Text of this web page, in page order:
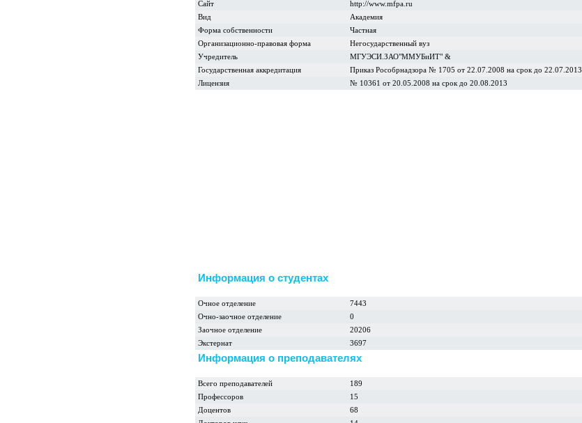
Сайт
http://www.mfpa.ru
Вид
Академия
Форма собственности
Частная
Организационно-правовая форма
Негосударственный вуз
Учредитель
МГУЭСИ.ЗАО"ММУБиИТ" &
Государственная аккредитация
Приказ Рособрнадзора № 1705 от 22.07.2008 на срок до 22.07.2013
Лицензия
№ 10361 от 20.05.2008 на срок до 20.08.2013
Информация о студентах
Очное отделение
7443
Очно-заочное отделение
0
Заочное отделение
20206
Экстернат
3697
Информация о преподавателях
Всего преподавателей
189
Профессоров
15
Доцентов
68